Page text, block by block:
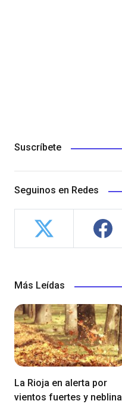
Suscríbete
Seguinos en Redes
Más Leídas
La Rioja en alerta por
vientos fuertes y neblina